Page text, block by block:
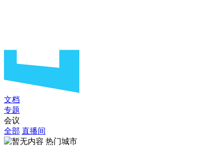
文档
专题
会议
全部 直播间
热门城市